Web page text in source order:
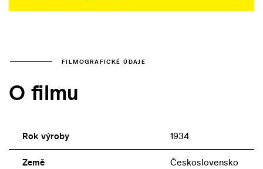
FILMOGRAFICKÉ ÚDAJE
O filmu
Rok výroby 1934
Země Československo